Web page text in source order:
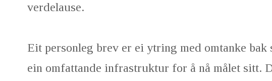
verdelause.
Eit personleg brev er ei ytring med omtanke bak
ein omfattande infrastruktur for å nå målet sitt.